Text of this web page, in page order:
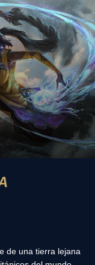
de una tierra lejana